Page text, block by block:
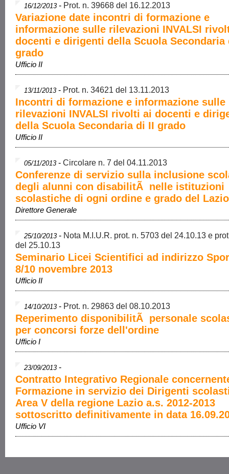
16/12/2013 - Prot. n. 39668 del 16.12.2013
Variazione date incontri di formazione e
informazione sulle rilevazioni INVALSI
docenti e dirigenti della Scuola Secondaria
grado
Ufficio II
13/11/2013 - Prot. n. 34621 del 13.11.2013
Incontri di formazione e informazione sulle
rilevazioni INVALSI rivolti ai docenti e
della Scuola Secondaria di II grado
Ufficio II
05/11/2013 - Circolare n. 7 del 04.11.2013
Conferenze di servizio sulla inclusione
degli alunni con disabilitÃ nelle istituzioni
scolastiche di ogni ordine e grado del Lazio
Direttore Generale
25/10/2013 - Nota M.I.U.R. prot. n. 5703 del 24.10.13 e
del 25.10.13
Seminario Licei Scientifici ad indirizzo
8/10 novembre 2013
Ufficio II
14/10/2013 - Prot. n. 29863 del 08.10.2013
Reperimento disponibilitÃ personale
per concorsi forze dell'ordine
Ufficio I
23/09/2013 -
Contratto Integrativo Regionale
Formazione in servizio dei Dirigenti
Area V della regione Lazio a.s. 2012-2013
sottoscritto definitivamente in data
Ufficio VI